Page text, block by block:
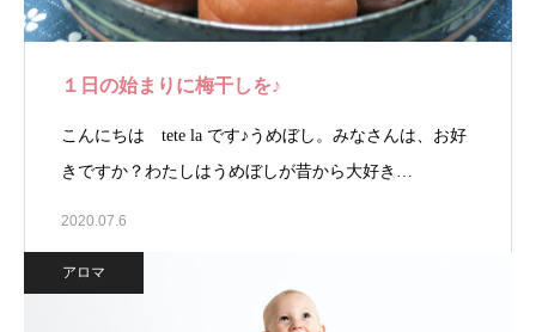
１日の始まりに梅干しを♪
こんにちは tete la です♪うめぼし。みなさんは、お好
きですか？わたしはうめぼしが昔から大好き…
2020.07.6
アロマ